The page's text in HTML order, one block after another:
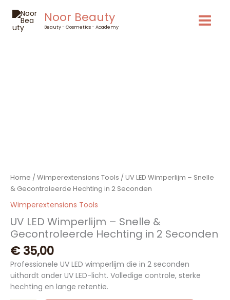
naar
Noor Beauty
Beauty - Cosmetics - Academy
Home /Wimperextensions Tools / UV LED Wimperlijm – Snelle
& Gecontroleerde Hechting in 2 Seconden
Wimperextensions Tools
UV LED Wimperlijm – Snelle &
Gecontroleerde Hechting in 2 Seconden
€35,00
Professionele UV LED wimperlijm die in 2 seconden
uithardt onder UV LED-licht. Volledige controle, sterke
hechting en lange retentie.
Seconden
aantal